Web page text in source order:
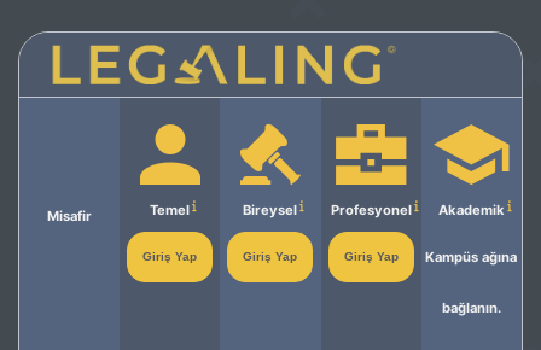
Misafir Temel
Giriş Yap
Bireysel
Giriş Yap
Profesyonel
Giriş Yap
Akademik
Kampüs ağına
bağlanın.